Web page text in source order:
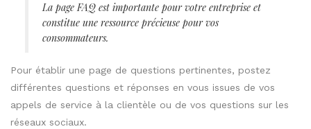
La page FAQ est importante pour votre entreprise et
constitue une ressource précieuse pour vos
consommateurs.
Pour établir une page de questions pertinentes, postez
différentes questions et réponses en vous issues de vos
appels de service à la clientèle ou de vos questions sur les
réseaux sociaux.